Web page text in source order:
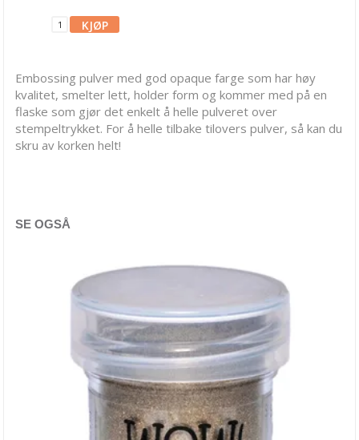
Diverse embossing
Ranger Embossing
Lindy's Embossing
Stanseverktøy & tilbehør
Papir & Spesialpapir
Kreative sett
Scrapbooking & lommescrapping
Planners & kalender
Art Journaling & Mixed Media
Embossing pulver med god opaque farge som har høy
kvalitet, smelter lett, holder form og kommer med på en
flaske som gjør det enkelt å helle pulveret over
stempeltrykket. For å helle tilbake tilovers pulver, så kan du
skru av korken helt!
SE OGSÅ